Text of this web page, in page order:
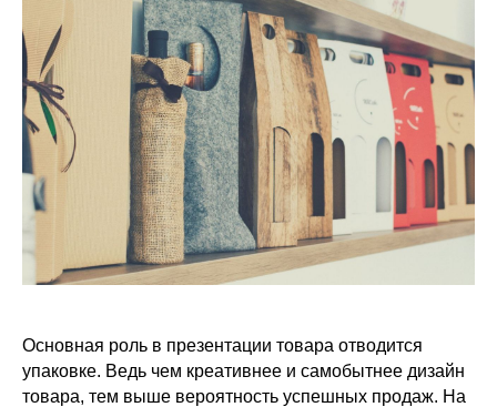
Основная роль в презентации товара отводится
упаковке. Ведь чем креативнее и самобытнее дизайн
товара, тем выше вероятность успешных продаж. На